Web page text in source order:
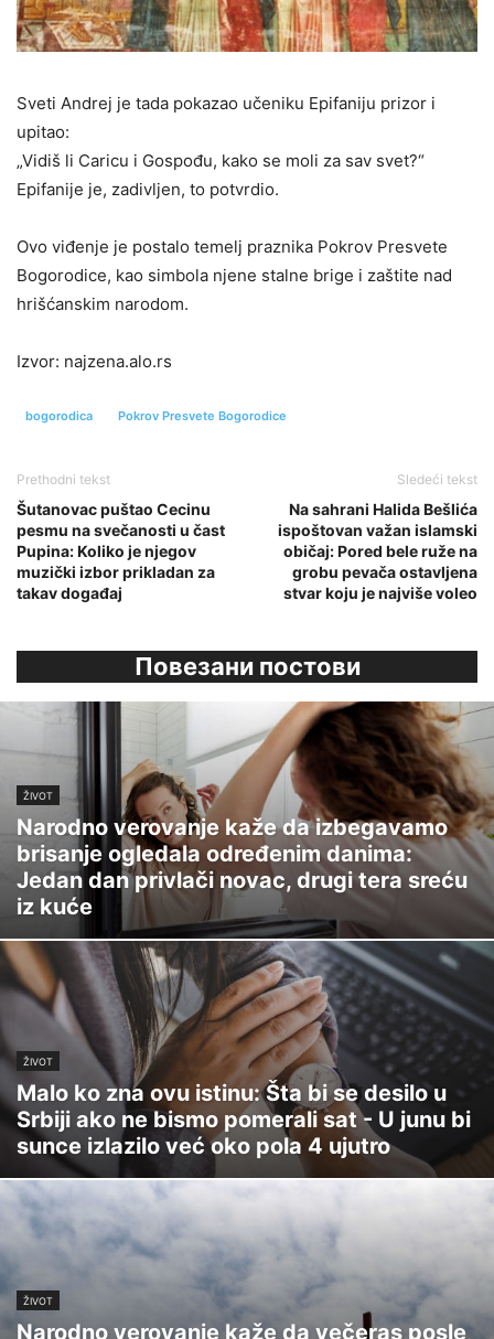
Sveti Andrej je tada pokazao učeniku Epifaniju prizor i
upitao:
„Vidiš li Caricu i Gospođu, kako se moli za sav svet?“
Epifanije je, zadivljen, to potvrdio.
Ovo viđenje je postalo temelj praznika Pokrov Presvete
Bogorodice, kao simbola njene stalne brige i zaštite nad
hrišćanskim narodom.
Izvor: najzena.alo.rs
bogorodica Pokrov Presvete Bogorodice
Prethodni tekst
Šutanovac puštao Cecinu
pesmu na svečanosti u čast
Pupina: Koliko je njegov
muzički izbor prikladan za
takav događaj
Sledeći tekst
Na sahrani Halida Bešlića
ispoštovan važan islamski
običaj: Pored bele ruže na
grobu pevača ostavljena
stvar koju je najviše voleo
Повезани постови
ŽIVOT
Narodno verovanje kaže da izbegavamo
brisanje ogledala određenim danima:
Jedan dan privlači novac, drugi tera sreću
iz kuće
ŽIVOT
Malo ko zna ovu istinu: Šta bi se desilo u
Srbiji ako ne bismo pomerali sat - U junu bi
sunce izlazilo već oko pola 4 ujutro
ŽIVOT
Narodno verovanje kaže da večeras posle